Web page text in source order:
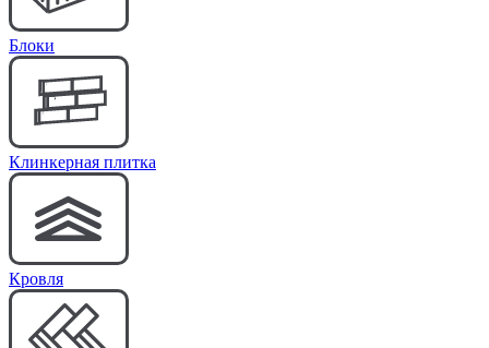
Блоки
Клинкерная плитка
Кровля